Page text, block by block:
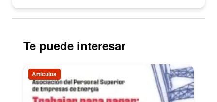
Te puede interesar
Artículos